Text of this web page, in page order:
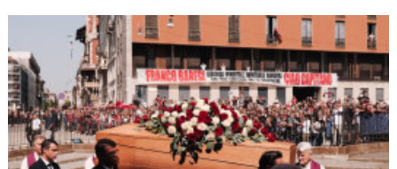
Elhunyt Jakus Ottó kisegítő lelkész
augusztus 8. | 12:00
Loyolai Szent Ignác tanácsai nehézség idején
augusztus 8. | 6:00
Szent Domonkos áldozópap
augusztus 8. | 5:00
Útravaló – 2026. augusztus 8.